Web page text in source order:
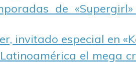
de
invitado especial en
el mega